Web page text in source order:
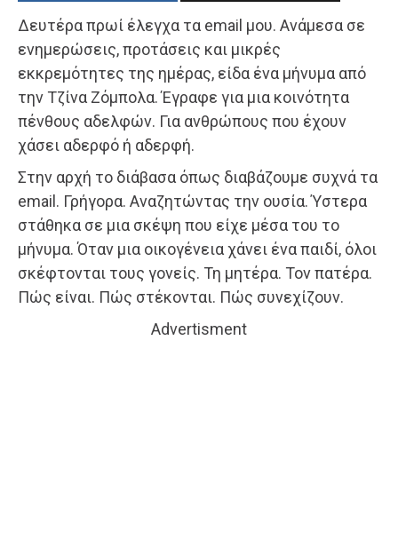
Δευτέρα πρωί έλεγχα τα email μου. Ανάμεσα σε
ενημερώσεις, προτάσεις και μικρές
εκκρεμότητες της ημέρας, είδα ένα μήνυμα από
την Τζίνα Ζόμπολα. Έγραφε για μια κοινότητα
πένθους αδελφών. Για ανθρώπους που έχουν
χάσει αδερφό ή αδερφή.
Στην αρχή το διάβασα όπως διαβάζουμε συχνά τα
email. Γρήγορα. Αναζητώντας την ουσία. Ύστερα
στάθηκα σε μια σκέψη που είχε μέσα του το
μήνυμα. Όταν μια οικογένεια χάνει ένα παιδί, όλοι
σκέφτονται τους γονείς. Τη μητέρα. Τον πατέρα.
Πώς είναι. Πώς στέκονται. Πώς συνεχίζουν.
Advertisment